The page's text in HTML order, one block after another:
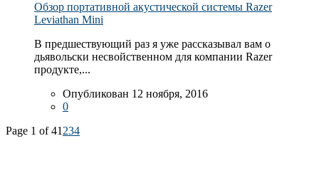
Обзор портативной акустической системы Razer
Leviathan Mini
В предшествующий раз я уже рассказывал вам о
дьявольски несвойственном для компании Razer
продукте,...
Опубликован 12 ноября, 2016
0
Page 1 of 41 234